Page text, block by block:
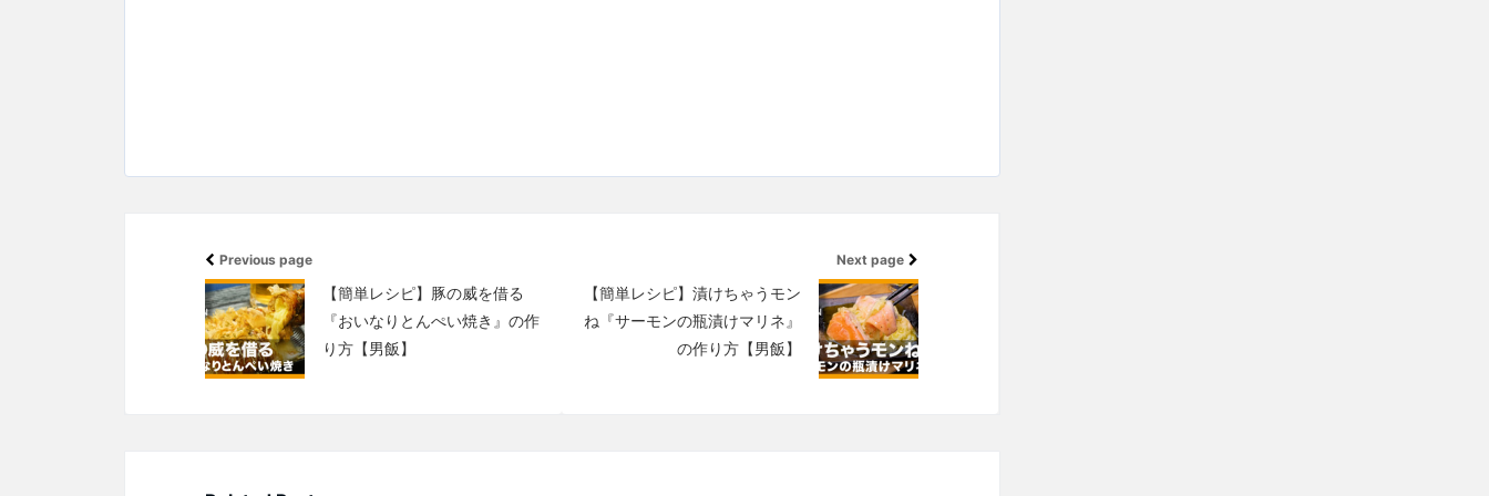
Previous page
【簡単レシピ】豚の威を借る
『おいなりとんぺい焼き』の作
り方【男飯】
Next page
【簡単レシピ】漬けちゃうモン
ね『サーモンの瓶漬けマリネ』
の作り方【男飯】